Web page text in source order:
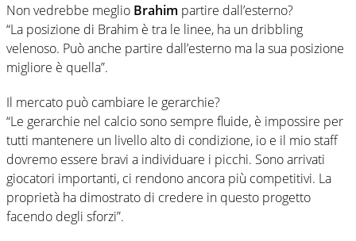
Non vedrebbe meglio Brahim partire dall’esterno?
“La posizione di Brahim è tra le linee, ha un dribbling
velenoso. Può anche partire dall’esterno ma la sua posizione
migliore è quella”.
Il mercato può cambiare le gerarchie?
“Le gerarchie nel calcio sono sempre fluide, è impossire per
tutti mantenere un livello alto di condizione, io e il mio staff
dovremo essere bravi a individuare i picchi. Sono arrivati
giocatori importanti, ci rendono ancora più competitivi. La
proprietà ha dimostrato di credere in questo progetto
facendo degli sforzi”.